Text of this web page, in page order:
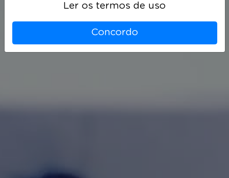
Ler os termos de uso
Concordo